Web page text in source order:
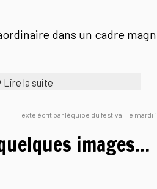
dans un cadre
Lire la suite
Texte écrit par l'équipe du festival, le mardi
images...